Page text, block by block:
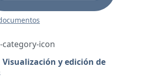
Visualización y edición de